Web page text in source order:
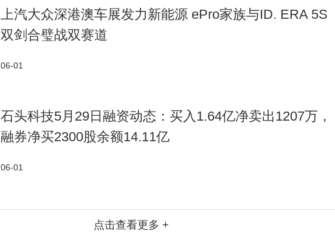
上汽大众深港澳车展发力新能源 ePro家族与ID. ERA 5S
双剑合璧战双赛道
06-01
石头科技5月29日融资动态：买入1.64亿净卖出1207万，
融券净买2300股余额14.11亿
06-01
点击查看更多 +